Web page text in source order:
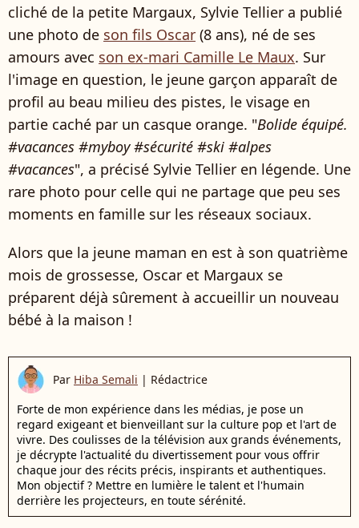
cliché de la petite Margaux, Sylvie Tellier a publié
une photo de son fils Oscar (8 ans), né de ses
amours avec son ex-mari Camille Le Maux. Sur
l'image en question, le jeune garçon apparaît de
profil au beau milieu des pistes, le visage en
partie caché par un casque orange. "Bolide équipé.
#vacances #myboy #sécurité #ski #alpes
#vacances", a précisé Sylvie Tellier en légende. Une
rare photo pour celle qui ne partage que peu ses
moments en famille sur les réseaux sociaux.
Alors que la jeune maman en est à son quatrième
mois de grossesse, Oscar et Margaux se
préparent déjà sûrement à accueillir un nouveau
bébé à la maison !
Par Hiba Semali | Rédactrice
Forte de mon expérience dans les médias, je pose un
regard exigeant et bienveillant sur la culture pop et l'art de
vivre. Des coulisses de la télévision aux grands événements,
je décrypte l'actualité du divertissement pour vous offrir
chaque jour des récits précis, inspirants et authentiques.
Mon objectif ? Mettre en lumière le talent et l'humain
derrière les projecteurs, en toute sérénité.